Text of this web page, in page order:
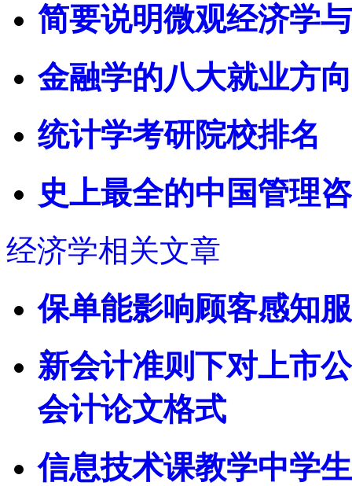
简要说明微观经济学
金融学的八大就业方
统计学考研院校排名
史上最全的中国管理
经济学相关文章
保单能影响顾客感知
新会计准则下对上市
会计论文格式
信息技术课教学中学